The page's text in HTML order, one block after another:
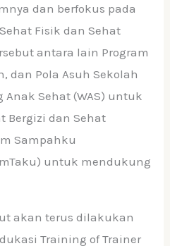
dan berfokus pada
Fisik dan Sehat
antara lain Program
dan Pola Asuh Sekolah
Anak Sehat (WAS) untuk
Bergizi dan Sehat
Sampahku
untuk mendukung
akan terus dilakukan
Training of Trainer